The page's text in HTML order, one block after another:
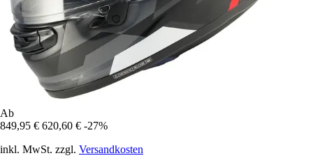
Ab
849,95 € 620,60 € -27%
inkl. MwSt. zzgl. Versandkosten